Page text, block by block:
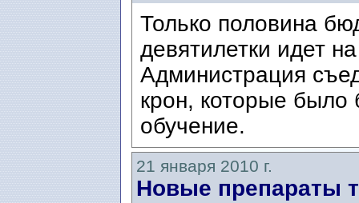
Только половина
девятилетки идет
Администрация
крон, которые
обучение.
21 января 2010 г.
Новые препараты